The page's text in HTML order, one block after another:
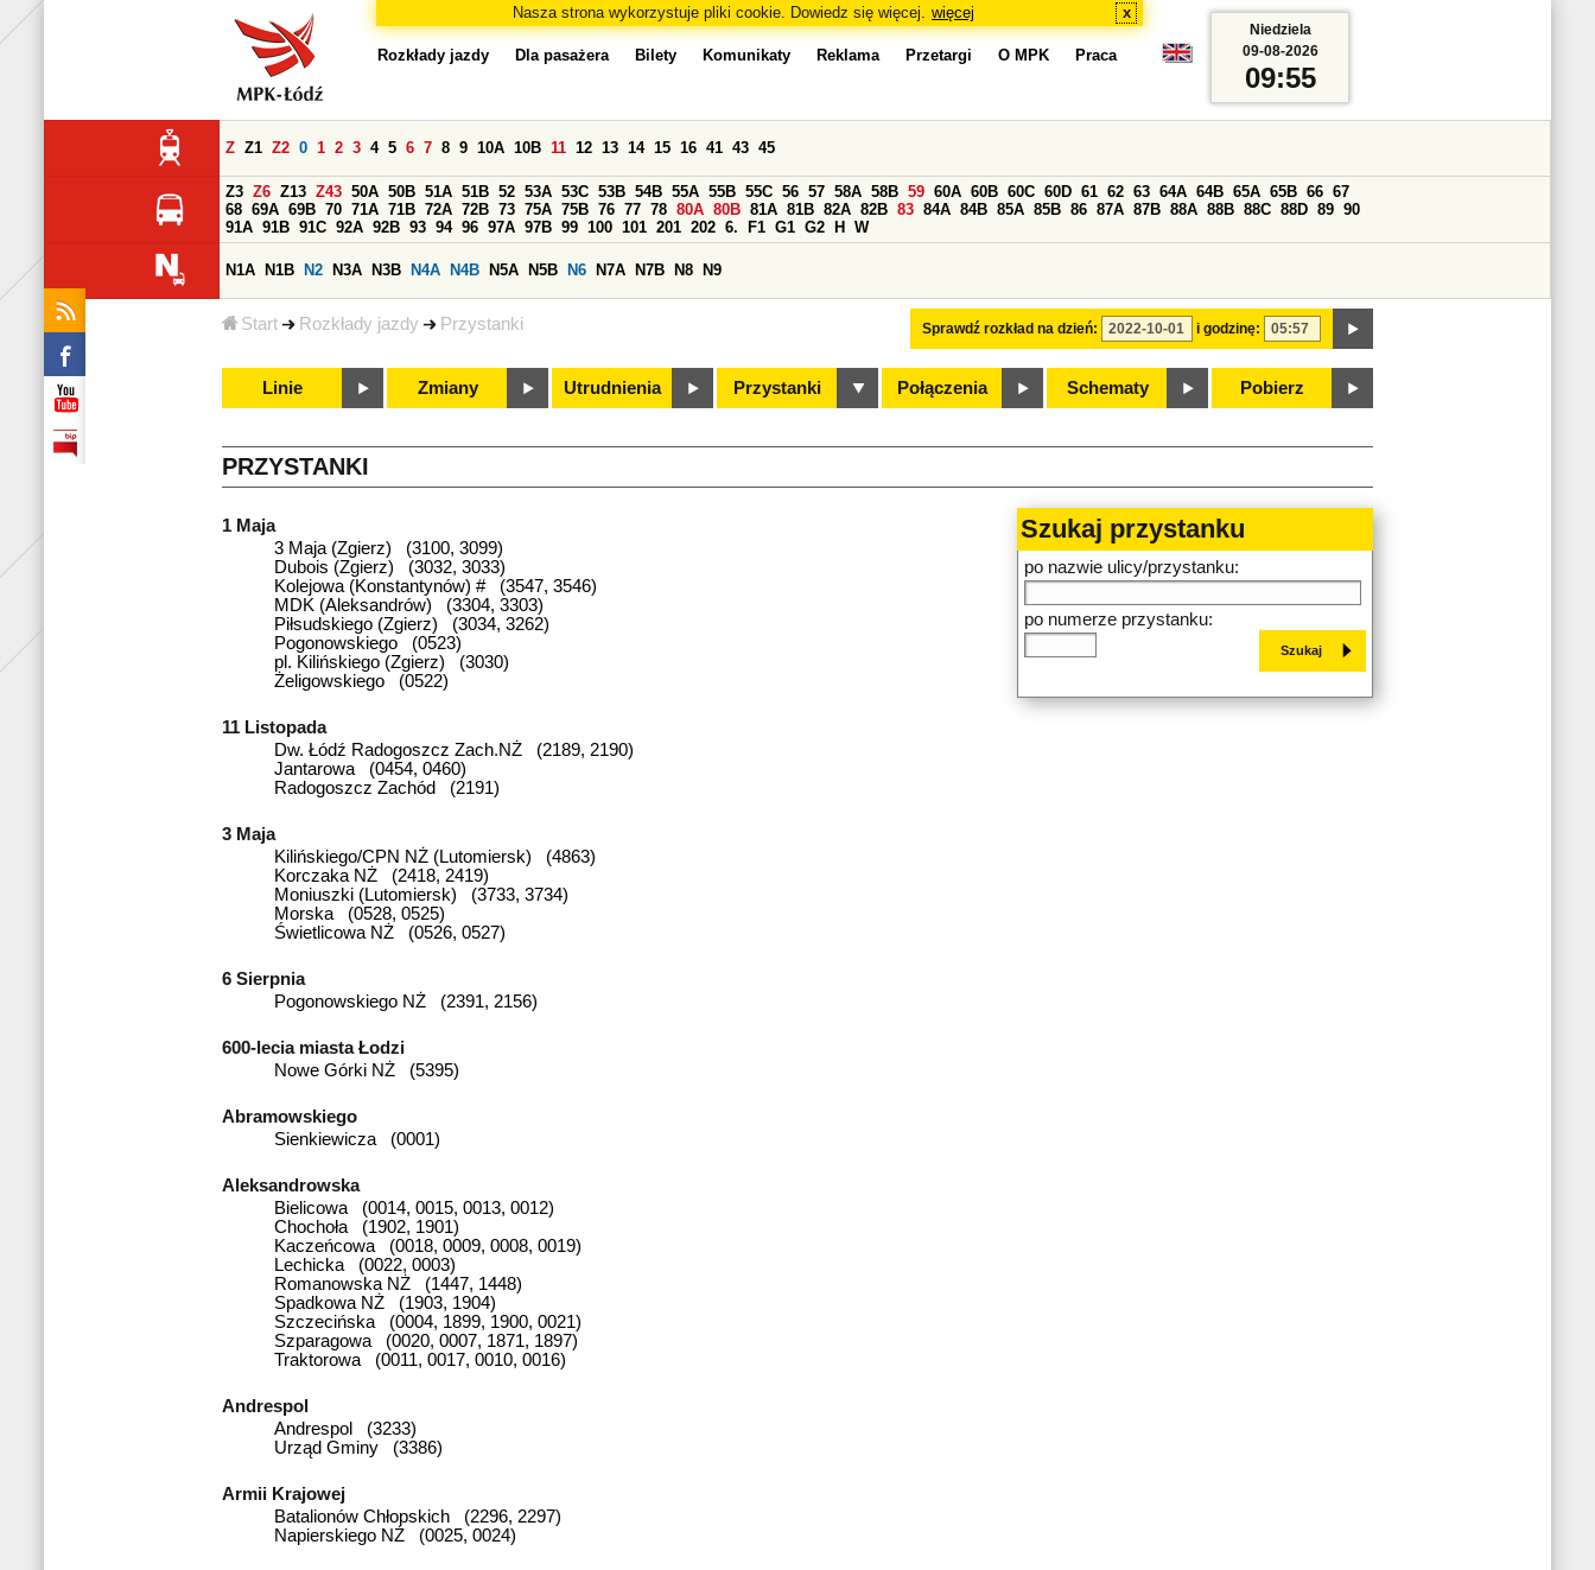
Nasza strona wykorzystuje pliki cookie. Dowiedz się więcej. więcej x
Start Rozkłady jazdy Przystanki
Rozkłady jazdy Dla pasażera Bilety Komunikaty Reklama Przetargi O MPK Praca
Sprawdź rozkład na dzień: i godzinę:
Z Z1 Z2 0 1 2 3 4 5 6 7 8 9 10A 10B 11 12 13 14 15 16 41 43 45
Z3 Z6 Z13 Z43 50A 50B 51A 51B 52 53A 53C 53B 54B 55A 55B 55C 56 57 58A 58B 59 60A 60B 60C 60D 61 62 63 64A 64B 65A 65B 66 67
68 69A 69B 70 71A 71B 72A 72B 73 75A 75B 76 77 78 80A 80B 81A 81B 82A 82B 83 84A 84B 85A 85B 86 87A 87B 88A 88B 88C 88D 89 90
91A 91B 91C 92A 92B 93 94 96 97A 97B 99 100 101 201 202 6. F1 G1 G2 H W
N1A N1B N2 N3A N3B N4A N4B N5A N5B N6 N7A N7B N8 N9
Linie Zmiany Utrudnienia Przystanki Połączenia Schematy Pobierz
Niedziela
09-08-2026
09:55
PRZYSTANKI
Szukaj przystanku
po nazwie ulicy/przystanku:
po numerze przystanku:
1 Maja
3 Maja (Zgierz) (3100, 3099)
Dubois (Zgierz) (3032, 3033)
Kolejowa (Konstantynów) # (3547, 3546)
MDK (Aleksandrów) (3304, 3303)
Piłsudskiego (Zgierz) (3034, 3262)
Pogonowskiego (0523)
pl. Kilińskiego (Zgierz) (3030)
Żeligowskiego (0522)
11 Listopada
Dw. Łódź Radogoszcz Zach.NŻ (2189, 2190)
Jantarowa (0454, 0460)
Radogoszcz Zachód (2191)
3 Maja
Kilińskiego/CPN NŻ (Lutomiersk) (4863)
Korczaka NŻ (2418, 2419)
Moniuszki (Lutomiersk) (3733, 3734)
Morska (0528, 0525)
Świetlicowa NŻ (0526, 0527)
6 Sierpnia
Pogonowskiego NŻ (2391, 2156)
600-lecia miasta Łodzi
Nowe Górki NŻ (5395)
Abramowskiego
Sienkiewicza (0001)
Aleksandrowska
Bielicowa (0014, 0015, 0013, 0012)
Chochoła (1902, 1901)
Kaczeńcowa (0018, 0009, 0008, 0019)
Lechicka (0022, 0003)
Romanowska NŻ (1447, 1448)
Spadkowa NŻ (1903, 1904)
Szczecińska (0004, 1899, 1900, 0021)
Szparagowa (0020, 0007, 1871, 1897)
Traktorowa (0011, 0017, 0010, 0016)
Andrespol
Andrespol (3233)
Urząd Gminy (3386)
Armii Krajowej
Batalionów Chłopskich (2296, 2297)
Napierskiego NŻ (0025, 0024)